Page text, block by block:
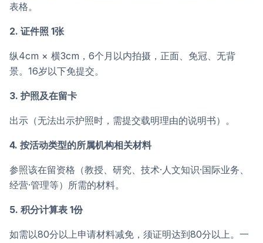
表格。
2. 证件照 1张
纵4cm × 横3cm，6个月以内拍摄，正面、免冠、无背
景。16岁以下免提交。
3. 护照及在留卡
出示（无法出示护照时，需提交载明理由的说明书）。
4. 按活动类型的所属机构相关材料
参照该在留资格（教授、研究、技术·人文知识·国际业务、
经营·管理等）所需的材料。
5. 积分计算表 1份
如需以80分以上申请材料减免，须证明达到80分以上。一